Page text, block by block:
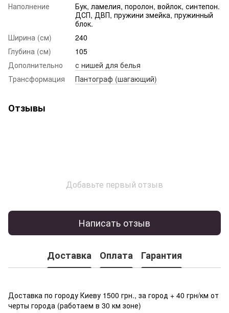
Наполнение
Бук, ламелия, поролон, войлок, синтепон.
ДСП, ДВП, пружини змейка, пружинный
блок.
Ширина (см)
240
Глубина (см)
105
Дополнительно
с нишей для белья
Трансформация
Пантограф (шагающий)
Отзывы
Добавьте первый отзыв
Написать отзыв
Доставка Оплата Гарантия
Доставка по городу Киеву 1500 грн., за город + 40 грн/км от
черты города (работаем в 30 км зоне)